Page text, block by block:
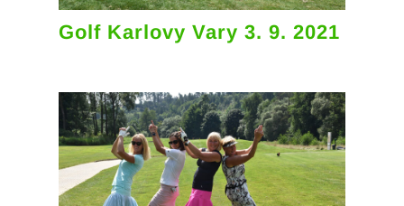
Golf Karlovy Vary 3. 9. 2021